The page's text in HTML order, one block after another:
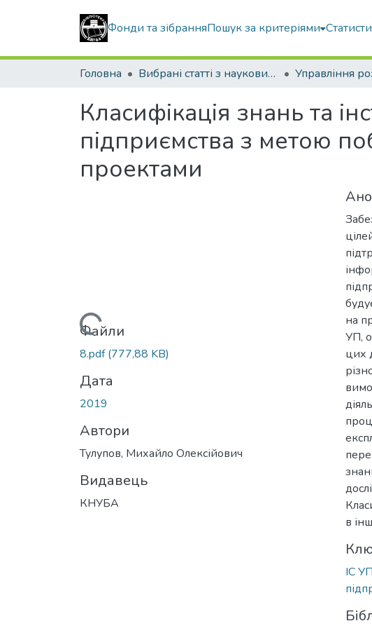
Фонди та зібранняПошук за критеріями
Головна Вибрані статті з наукових збірників КНУБА
Класифікація знань та
підприємства з метою
проектами
Вантажиться...Файли
8.pdf(777,88 KB)
Дата
2019
Автори
Тулупов, Михайло Олексійович
Видавець
КНУБА
на
УП,
цих
в
ІС УП